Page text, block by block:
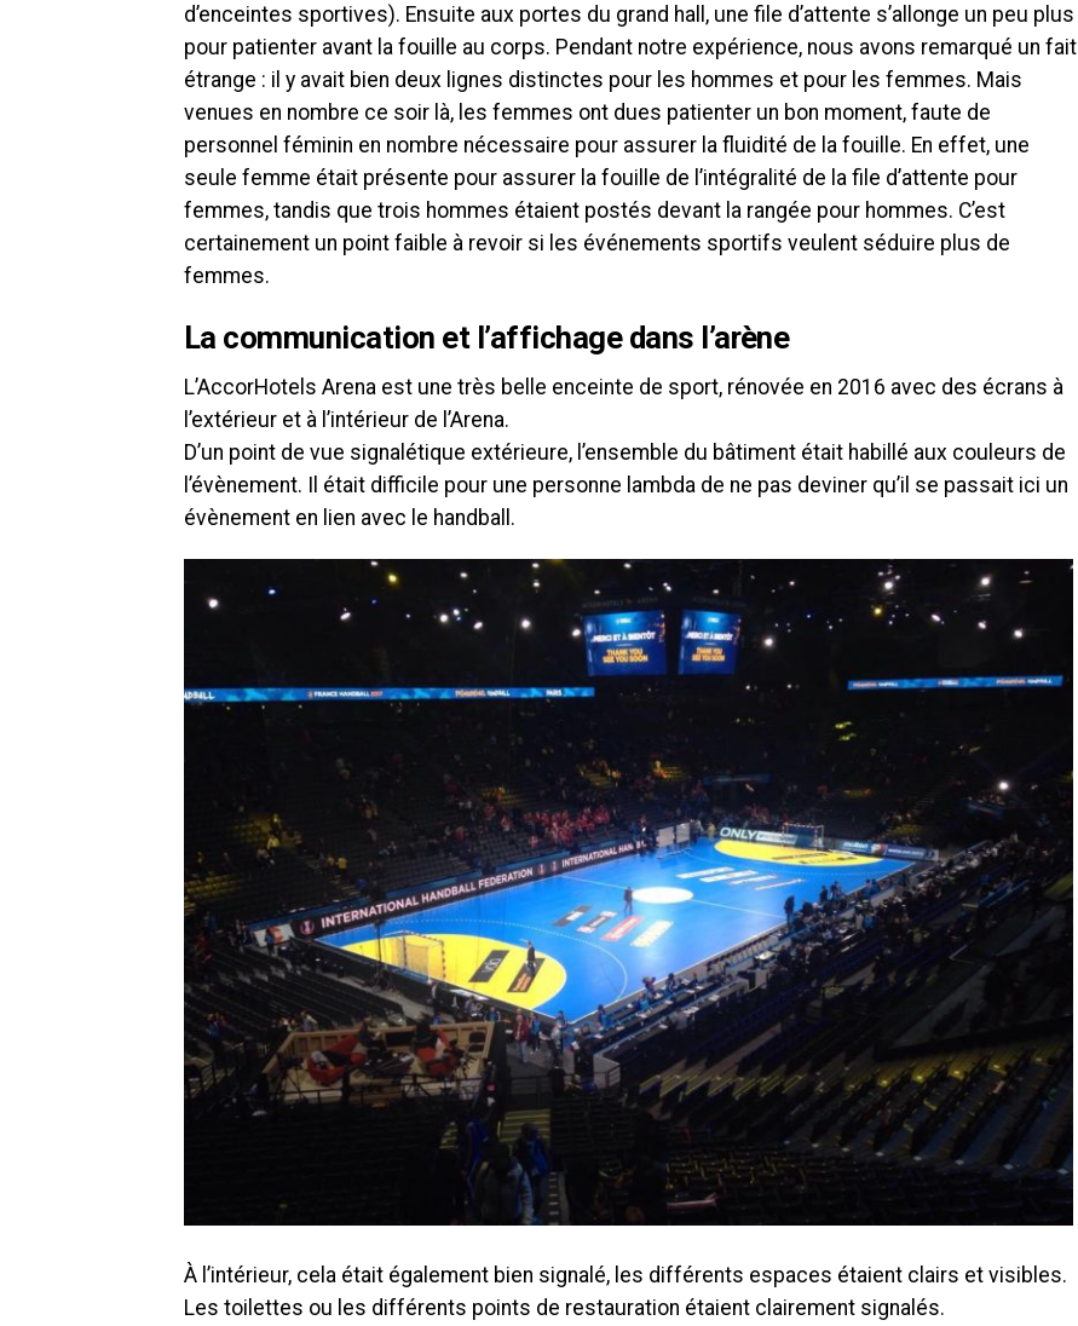
d’enceintes sportives). Ensuite aux portes du grand hall, une file d’attente s’allonge un peu plus
pour patienter avant la fouille au corps. Pendant notre expérience, nous avons remarqué un fait
étrange : il y avait bien deux lignes distinctes pour les hommes et pour les femmes. Mais
venues en nombre ce soir là, les femmes ont dues patienter un bon moment, faute de
personnel féminin en nombre nécessaire pour assurer la fluidité de la fouille. En effet, une
seule femme était présente pour assurer la fouille de l’intégralité de la file d’attente pour
femmes, tandis que trois hommes étaient postés devant la rangée pour hommes. C’est
certainement un point faible à revoir si les événements sportifs veulent séduire plus de
femmes.
La communication et l’affichage dans l’arène
L’AccorHotels Arena est une très belle enceinte de sport, rénovée en 2016 avec des écrans à
l’extérieur et à l’intérieur de l’Arena.
D’un point de vue signalétique extérieure, l’ensemble du bâtiment était habillé aux couleurs de
l’évènement. Il était difficile pour une personne lambda de ne pas deviner qu’il se passait ici un
évènement en lien avec le handball.
À l’intérieur, cela était également bien signalé, les différents espaces étaient clairs et visibles.
Les toilettes ou les différents points de restauration étaient clairement signalés.